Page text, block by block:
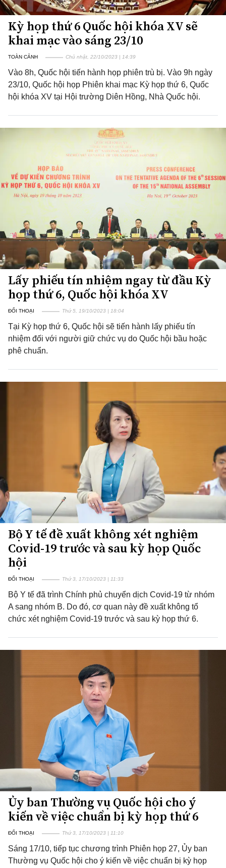
Kỳ họp thứ 6 Quốc hội khóa XV sẽ
khai mạc vào sáng 23/10
TOÀN CẢNH Chủ nhật, 22/10/2023 | 14:39
Vào 8h, Quốc hội tiến hành họp phiên trù bị. Vào 9h ngày
23/10, Quốc hội họp Phiên khai mạc Kỳ họp thứ 6, Quốc
hội khóa XV tại Hội trường Diên Hồng, Nhà Quốc hội.
Lấy phiếu tín nhiệm ngay từ đầu Kỳ
họp thứ 6, Quốc hội khóa XV
ĐỐI THOẠI Thứ 5, 19/10/2023 | 18:04
Tại Kỳ họp thứ 6, Quốc hội sẽ tiến hành lấy phiếu tín
nhiệm đối với người giữ chức vụ do Quốc hội bầu hoặc
phê chuẩn.
Bộ Y tế đề xuất không xét nghiệm
Covid-19 trước và sau kỳ họp Quốc
hội
ĐỐI THOẠI Thứ 3, 17/10/2023 | 11:33
Bộ Y tế đã trình Chính phủ chuyển dịch Covid-19 từ nhóm
A sang nhóm B. Do đó, cơ quan này đề xuất không tổ
chức xét nghiệm Covid-19 trước và sau kỳ họp thứ 6.
Ủy ban Thường vụ Quốc hội cho ý
kiến về việc chuẩn bị kỳ họp thứ 6
ĐỐI THOẠI Thứ 3, 17/10/2023 | 11:10
Sáng 17/10, tiếp tục chương trình Phiên họp 27, Ủy ban
Thường vụ Quốc hội cho ý kiến về việc chuẩn bị kỳ họp